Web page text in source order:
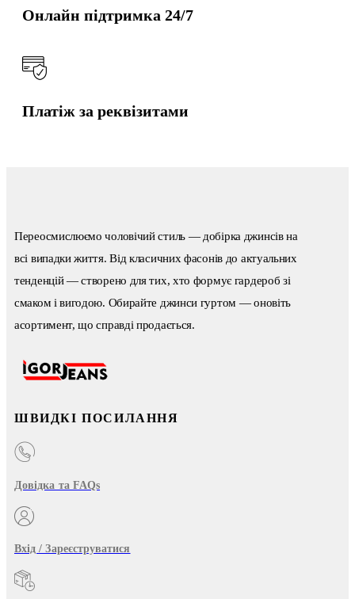
Онлайн підтримка 24/7
Платіж за реквізитами
Переосмислюємо чоловічий стиль — добірка джинсів на
всі випадки життя. Від класичних фасонів до актуальних
тенденцій — створено для тих, хто формує гардероб зі
смаком і вигодою. Обирайте джинси гуртом — оновіть
асортимент, що справді продається.
ШВИДКІ ПОСИЛАННЯ
Довідка та FAQs
Вхід / Зареєструватися